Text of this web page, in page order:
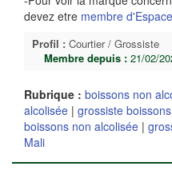
devez etre membre
Profil : Courtier / Grossiste
Membre depuis : 21/02/
Rubrique : boissons non
alcolisée | grossiste
boissons non alcolisée |
Mali